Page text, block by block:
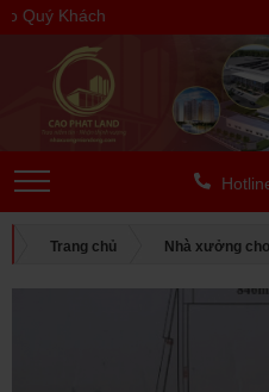
Khách
Trang chủ Nhà xưởng
CHO THUÊ NGOÀI KCN